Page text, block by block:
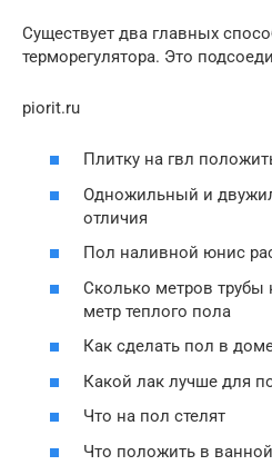
Существует два главных
терморегулятора. Это
piorit.ru
Плитку на гвл
Одножильный и
отличия
Пол наливной юнис
Сколько метров трубы
метр теплого пола
Как сделать пол в
Какой лак лучше для
Что на пол стелят
Что положить в